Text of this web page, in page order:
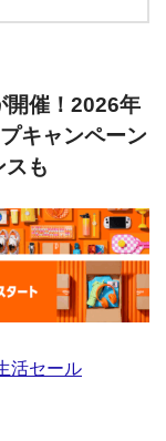
催！2026年
キャンペーン
も
活セール